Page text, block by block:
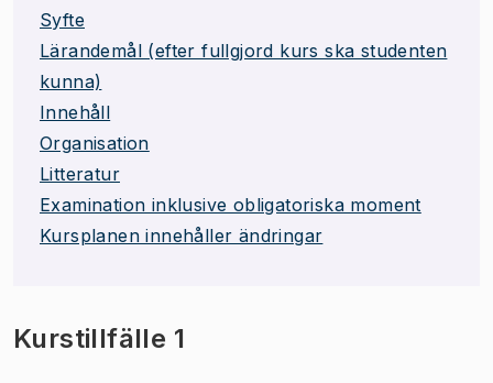
Syfte
Lärandemål (efter fullgjord kurs ska studenten
kunna)
Innehåll
Organisation
Litteratur
Examination inklusive obligatoriska moment
Kursplanen innehåller ändringar
Kurstillfälle 1